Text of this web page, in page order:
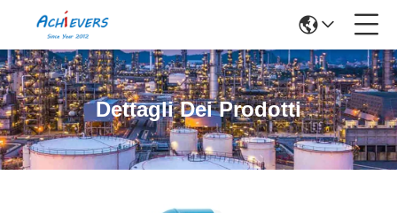
Dettagli Dei Prodotti